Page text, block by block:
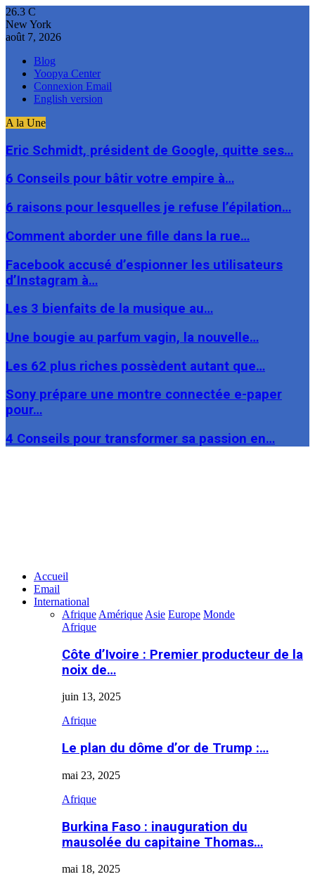
26.3 C
New York
août 7, 2026
Blog
Yoopya Center
Connexion Email
English version
A la Une
Eric Schmidt, président de Google, quitte ses…
6 Conseils pour bâtir votre empire à…
6 raisons pour lesquelles je refuse l’épilation…
Comment aborder une fille dans la rue…
Facebook accusé d’espionner les utilisateurs
d’Instagram à…
Les 3 bienfaits de la musique au…
Une bougie au parfum vagin, la nouvelle…
Les 62 plus riches possèdent autant que…
Sony prépare une montre connectée e-paper
pour…
4 Conseils pour transformer sa passion en…
Accueil
Email
International
Afrique Amérique Asie Europe Monde
Afrique
Côte d’Ivoire : Premier producteur de la
noix de…
juin 13, 2025
Afrique
Le plan du dôme d’or de Trump :…
mai 23, 2025
Afrique
Burkina Faso : inauguration du
mausolée du capitaine Thomas…
mai 18, 2025